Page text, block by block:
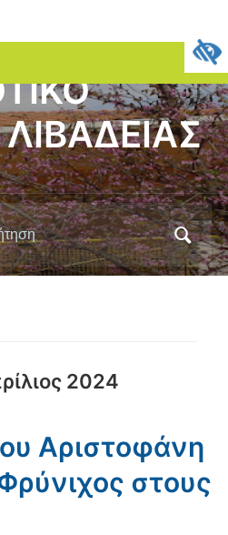
2024
Αριστοφάνη
στους